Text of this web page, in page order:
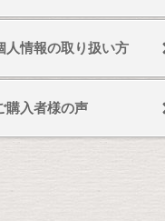
人情報の取り扱い方
購入者様の声